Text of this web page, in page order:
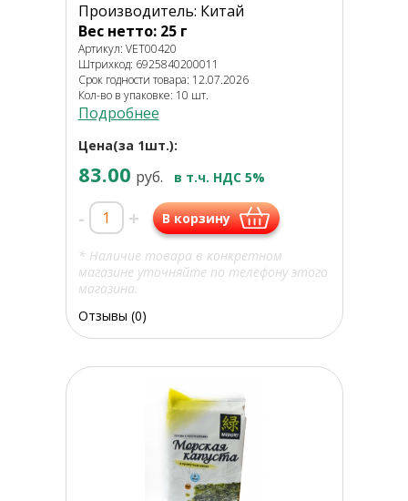
Производитель: Китай
Вес нетто: 25 г
Артикул: VET00420
Штрихкод: 6925840200011
Срок годности товара: 12.07.2026
Кол-во в упаковке: 10 шт.
Подробнее
Цена(за 1шт.):
83.00 руб. в т.ч. НДС 5%
- + В корзину
* Наличие товара в конкретном
магазине уточняйте по телефону этого
магазина.
Отзывы (0)